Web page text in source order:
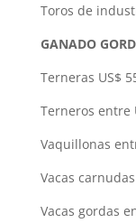
Toros de
GANADO
Terneras US$
Terneros entre
Vaquillonas
Vacas
Vacas gordas